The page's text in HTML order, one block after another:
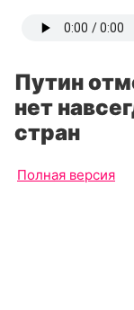
Путин
нет
стран
Полная версия